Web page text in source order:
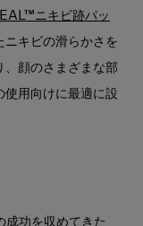
ニキビ跡パッ
ニキビの滑らかさを
、顔のさまざまな部
使用向けに最適に設
功を収めてきた